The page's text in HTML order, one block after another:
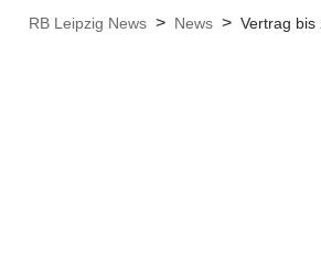
RB Leipzig News > News > Vertrag bis